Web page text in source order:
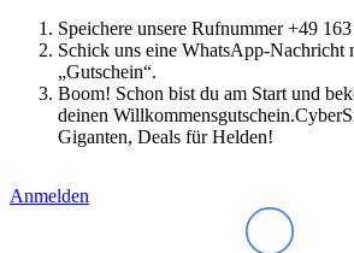
Speichere unsere Rufnummer +49
Schick uns eine WhatsApp-Nachricht
„Gutschein“.
Boom! Schon bist du am Start und
deinen
Giganten, Deals für Helden!
Anmelden